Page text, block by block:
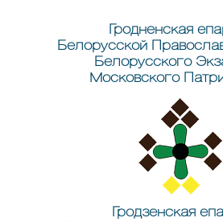
Гродненская
Белорусской
Белорусского
Московского
Гродзенская